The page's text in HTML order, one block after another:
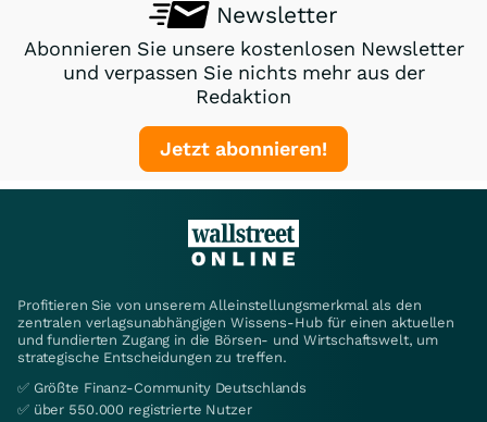
Newsletter
Abonnieren Sie unsere kostenlosen Newsletter
und verpassen Sie nichts mehr aus der
Redaktion
Jetzt abonnieren!
Profitieren Sie von unserem Alleinstellungsmerkmal als den
zentralen verlagsunabhängigen Wissens-Hub für einen aktuellen
und fundierten Zugang in die Börsen- und Wirtschaftswelt, um
strategische Entscheidungen zu treffen.
✅ Größte Finanz-Community Deutschlands
✅ über 550.000 registrierte Nutzer